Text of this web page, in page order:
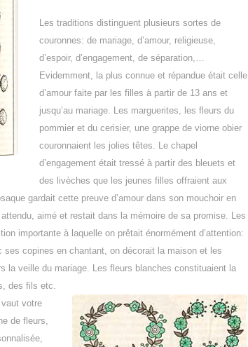
Les traditions distinguent plusieurs sortes de
couronnes: de mariage, d’amour, religieuse,
d’espoir, d’engagement, de séparation,…
Evidemment, la plus connue et répandue était celle
d’amour faite par les filles à partir de 13 ans et
jusqu’au mariage. Les marguerites, les fleurs du
pommier et du cerisier, une grappe de viorne obier
couronnaient les jolies têtes. Le chapel
d’engagement était tressé à partir des bleuets et
des livèches que les jeunes filles offraient aux
gardait cette preuve d’amour dans son mouchoir en
aimé et restait dans la mémoire de sa promise. Les
importante à laquelle on prêtait énormément d’attention:
ses copines en chantant, on décorait la maison et les
la veille du mariage. Les fleurs blanches constituaient la
des fils etc.
votre
de fleurs,